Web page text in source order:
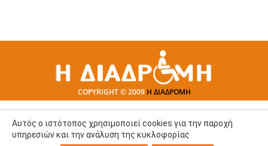
COPYRIGHT © 2009 Η ΔΙΑΔΡΟΜΗ
Αυτός ο ιστότοπος χρησιμοποιεί cookies για την παροχή
υπηρεσιών και την ανάλυση της κυκλοφορίας